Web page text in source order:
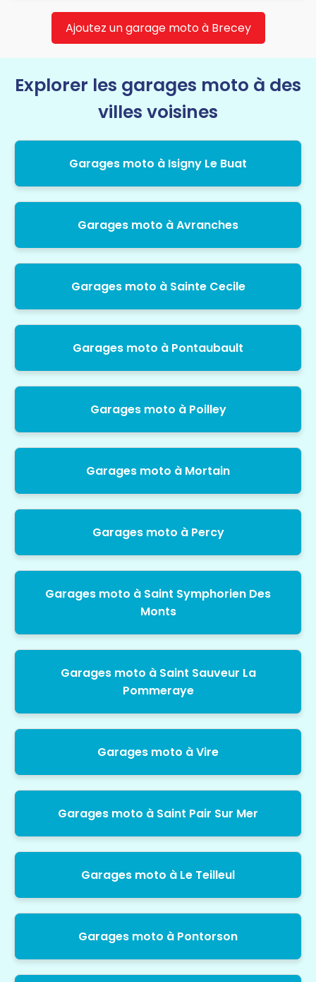
Ajoutez un garage moto à Brecey
Explorer les garages moto à des
villes voisines
Garages moto à Isigny Le Buat
Garages moto à Avranches
Garages moto à Sainte Cecile
Garages moto à Pontaubault
Garages moto à Poilley
Garages moto à Mortain
Garages moto à Percy
Garages moto à Saint Symphorien Des
Monts
Garages moto à Saint Sauveur La
Pommeraye
Garages moto à Vire
Garages moto à Saint Pair Sur Mer
Garages moto à Le Teilleul
Garages moto à Pontorson